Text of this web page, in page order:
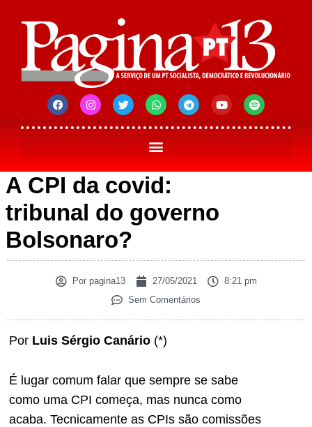
A CPI da covid:
tribunal do governo
Bolsonaro?
Porpagina13 27/05/2021
8:21 pm
Sem Comentários
Por Luis Sérgio Canário (*)
É lugar comum falar que sempre se sabe
como uma CPI começa, mas nunca como
acaba. Tecnicamente as CPIs são comissões